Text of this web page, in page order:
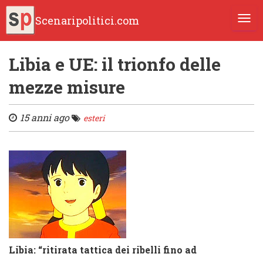
Scenaripolitici.com
Libia e UE: il trionfo delle
mezze misure
15 anni ago esteri
Libia: “ritirata tattica dei ribelli fino ad